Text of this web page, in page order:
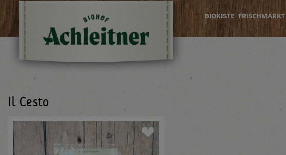
BIOKISTE FRISCHMARKT
Il Cesto